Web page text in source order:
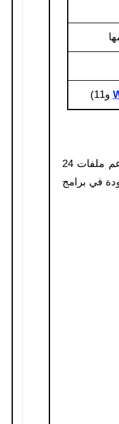
و11)
إمكانية استخدام ملفات ويندوز القطنية بمختلف أنواعها حيث يدعم ملفات 24
في برامج